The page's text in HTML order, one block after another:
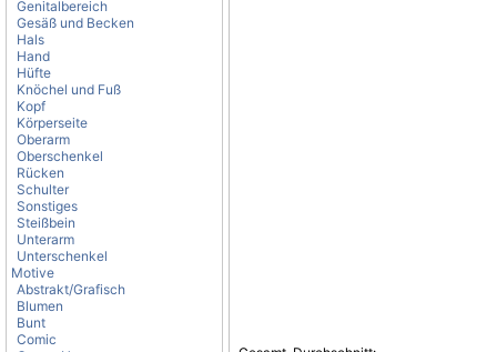
Genitalbereich
Gesäß und Becken
Hals
Hand
Hüfte
Knöchel und Fuß
Kopf
Körperseite
Oberarm
Oberschenkel
Rücken
Schulter
Sonstiges
Steißbein
Unterarm
Unterschenkel
Motive
Abstrakt/Grafisch
Blumen
Bunt
Comic